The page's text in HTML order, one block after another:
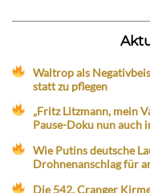
Waltrop als
statt zu pflegen
„Fritz Litzmann, mein
Pause-Doku nun auch
Wie Putins deutsche
Drohnenanschlag für
Die 542. Cranger